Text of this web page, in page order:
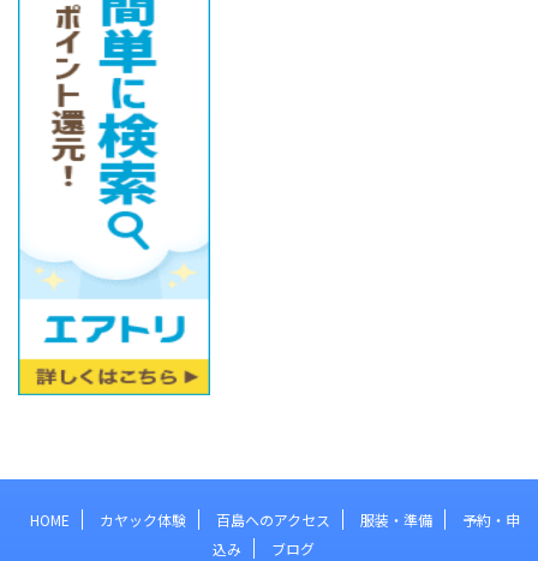
HOME カヤック体験 百島へのアクセス 服装・準備
予約・申
込み
ブログ